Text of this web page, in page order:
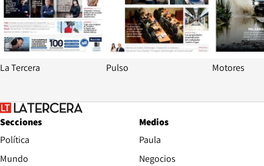
La Tercera Pulso Motores
Secciones
Política
Mundo
Medios
Paula
Negocios